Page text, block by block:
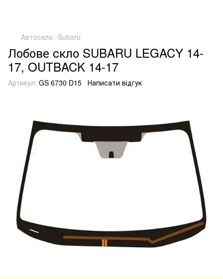
Автоскло Subaru
Лобове скло SUBARU LEGACY 14-
17, OUTBACK 14-17
Артикул: GS 6730 D15 Написати відгук